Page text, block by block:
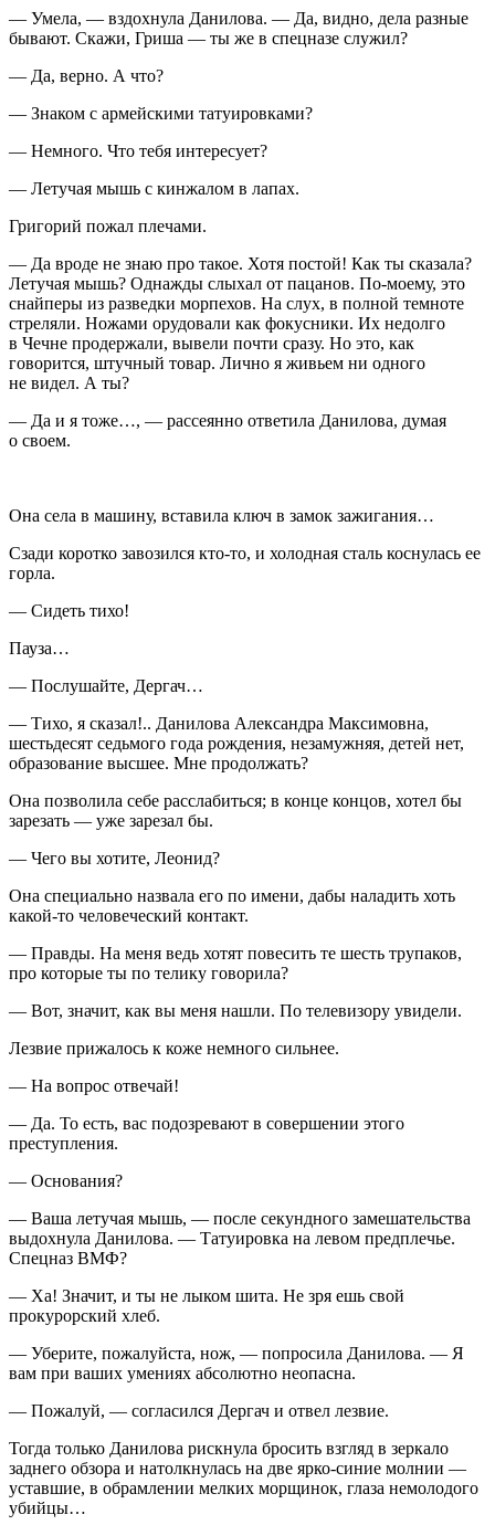
— Умела, — вздохнула Данилова. — Да, видно, дела разные
бывают. Скажи, Гриша — ты же в спецназе служил?
— Да, верно. А что?
— Знаком с армейскими татуировками?
— Немного. Что тебя интересует?
— Летучая мышь с кинжалом в лапах.
Григорий пожал плечами.
— Да вроде не знаю про такое. Хотя постой! Как ты сказала?
Летучая мышь? Однажды слыхал от пацанов. По-моему, это
снайперы из разведки морпехов. На слух, в полной темноте
стреляли. Ножами орудовали как фокусники. Их недолго
в Чечне продержали, вывели почти сразу. Но это, как
говорится, штучный товар. Лично я живьем ни одного
не видел. А ты?
— Да и я тоже…, — рассеянно ответила Данилова, думая
о своем.
Она села в машину, вставила ключ в замок зажигания…
Сзади коротко завозился кто-то, и холодная сталь коснулась ее
горла.
— Сидеть тихо!
Пауза…
— Послушайте, Дергач…
— Тихо, я сказал!.. Данилова Александра Максимовна,
шестьдесят седьмого года рождения, незамужняя, детей нет,
образование высшее. Мне продолжать?
Она позволила себе расслабиться; в конце концов, хотел бы
зарезать — уже зарезал бы.
— Чего вы хотите, Леонид?
Она специально назвала его по имени, дабы наладить хоть
какой-то человеческий контакт.
— Правды. На меня ведь хотят повесить те шесть трупаков,
про которые ты по телику говорила?
— Вот, значит, как вы меня нашли. По телевизору увидели.
Лезвие прижалось к коже немного сильнее.
— На вопрос отвечай!
— Да. То есть, вас подозревают в совершении этого
преступления.
— Основания?
— Ваша летучая мышь, — после секундного замешательства
выдохнула Данилова. — Татуировка на левом предплечье.
Спецназ ВМФ?
— Ха! Значит, и ты не лыком шита. Не зря ешь свой
прокурорский хлеб.
— Уберите, пожалуйста, нож, — попросила Данилова. — Я
вам при ваших умениях абсолютно неопасна.
— Пожалуй, — согласился Дергач и отвел лезвие.
Тогда только Данилова рискнула бросить взгляд в зеркало
заднего обзора и натолкнулась на две ярко-синие молнии —
уставшие, в обрамлении мелких морщинок, глаза немолодого
убийцы…